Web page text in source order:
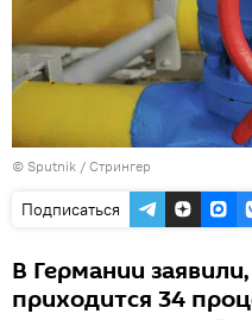
© Sputnik / Стрингер
Подписаться
В Германии
приходится 34